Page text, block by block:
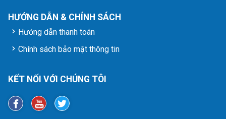
HƯỚNG DẪN & CHÍNH SÁCH
Hướng dẫn thanh toán
Chính sách bảo mật thông tin
KẾT NỐI VỚI CHÚNG TÔI